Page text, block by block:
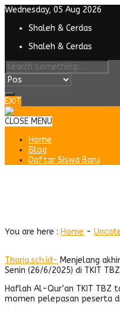
Wednesday, 05 Aug 2026
Shaleh & Cerdas
Shaleh & Cerdas
EXIT
CLOSE MENU
Home
Blog
Daftar Siswa Baru
You are here : Home -
Thariq.sch.id- Menjelang
Senin (26/6/2025) di TKIT
Haflah Al-Qur’an TKIT TBZ
momen pelepasan peserta